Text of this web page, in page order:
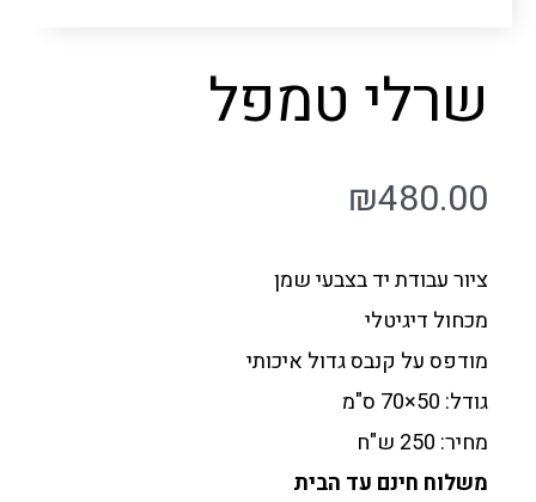
שרלי טמפל
₪480.00
ציור עבודת יד בצבעי שמן
מכחול דיגיטלי
מודפס על קנבס גדול איכותי
גודל: 50×70 ס"מ
מחיר: 250 ש"ח
משלוח חינם עד הבית